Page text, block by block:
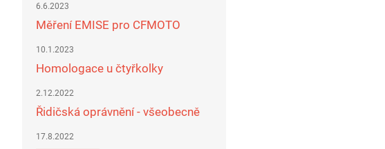
6.6.2023
Měření EMISE pro CFMOTO
10.1.2023
Homologace u čtyřkolky
2.12.2022
Řidičská oprávnění - všeobecně
17.8.2022